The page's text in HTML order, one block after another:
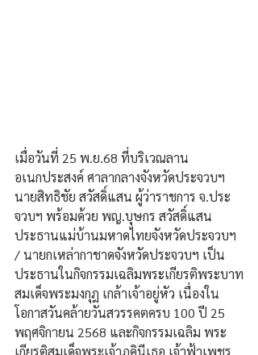
เมื่อวันที่ 25 พ.ย.68 ที่บริเวณลาน
อเนกประสงค์ ศาลากลางจังหวัดประจวบฯ
นายสิทธิชัย สวัสดิ์แสน ผู้ว่าราชการ จ.ประ
จวบฯ พร้อมด้วย พญ.บุษกร สวัสดิ์แสน
ประธานแม่บ้านมหาดไทยจังหวัดประจวบฯ
/ นายกเหล่ากาชาดจังหวัดประจวบฯ เป็น
ประธานในกิจกรรมเฉลิมพระเกียรติพระบาท
สมเด็จพระมงกุฎ เกล้าเจ้าอยู่หัว เนื่องใน
โอกาสวันคล้ายวันสวรรคตครบ 100 ปี 25
พฤศจิกายน 2568 และกิจกรรมเฉลิม พระ
เกียรติสมเด็จพระเจ้าภคินีเธอ เจ้าฟ้าเพชร